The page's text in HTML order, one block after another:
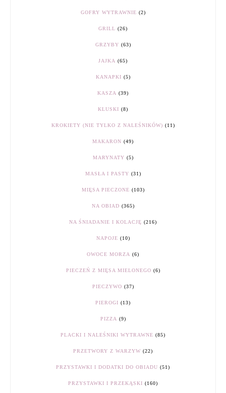
GOFRY WYTRAWNIE (2)
GRILL (26)
GRZYBY (63)
JAJKA (65)
KANAPKI (5)
KASZA (39)
KLUSKI (8)
KROKIETY (NIE TYLKO Z NALEŚNIKÓW) (11)
MAKARON (49)
MARYNATY (5)
MASŁA I PASTY (31)
MIĘSA PIECZONE (103)
NA OBIAD (365)
NA ŚNIADANIE I KOLACJĘ (216)
NAPOJE (10)
OWOCE MORZA (6)
PIECZEŃ Z MIĘSA MIELONEGO (6)
PIECZYWO (37)
PIEROGI (13)
PIZZA (9)
PLACKI I NALEŚNIKI WYTRAWNE (85)
PRZETWORY Z WARZYW (22)
PRZYSTAWKI I DODATKI DO OBIADU (51)
PRZYSTAWKI I PRZEKĄSKI (160)